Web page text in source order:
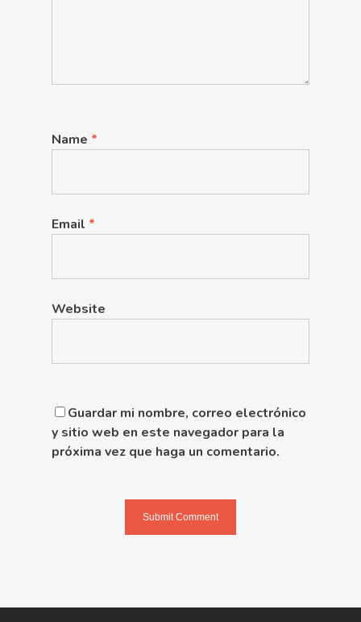
Name *
Email *
Website
Guardar mi nombre, correo electrónico
y sitio web en este navegador para la
próxima vez que haga un comentario.